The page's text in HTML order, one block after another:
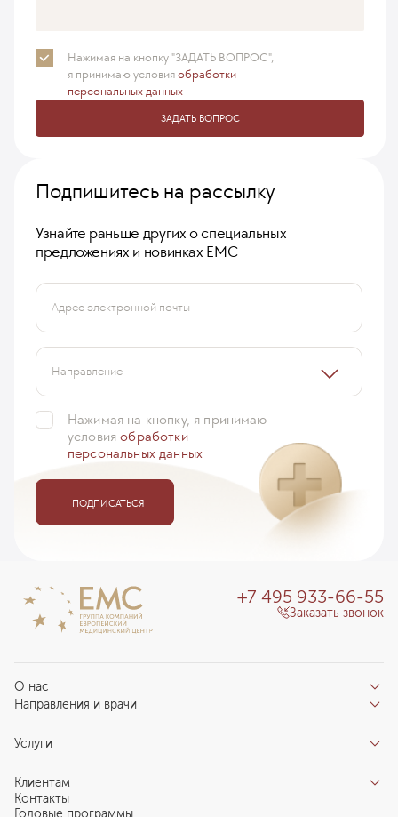
Нажимая на кнопку "ЗАДАТЬ ВОПРОС",
я принимаюусловияобработки
персональных данных
ЗАДАТЬ ВОПРОС
Подпишитесь на рассылку
Узнайте раньше других о специальных
предложениях и новинках ЕМС
Адрес электронной почты
Направление
Нажимая на кнопку, я принимаю
условияобработки
персональных данных
ПОДПИСАТЬСЯ
О нас
Отзывы пациентов
О клинике
Новости
Специалистам
Направления и врачи
Направления
Центры компетенций
Услуги
Индивидуальный план здоровья
Клиентам
Запись на прием
Контакты
Годовые программы
+7 495 933-66-55
Заказать звонок